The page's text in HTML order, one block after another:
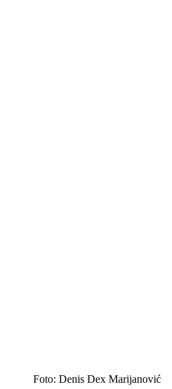
Foto: Denis Dex Marijanović